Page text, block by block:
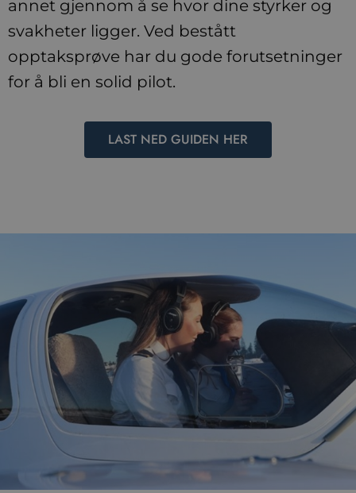
annet gjennom å se hvor dine styrker og
svakheter ligger. Ved bestått
opptaksprøve har du gode forutsetninger
for å bli en solid pilot.
LAST NED GUIDEN HER